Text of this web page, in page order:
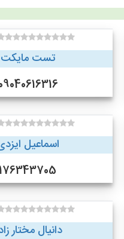
تست مایکت
09040616316
اسماعیل
09176343705
دانیال مختار